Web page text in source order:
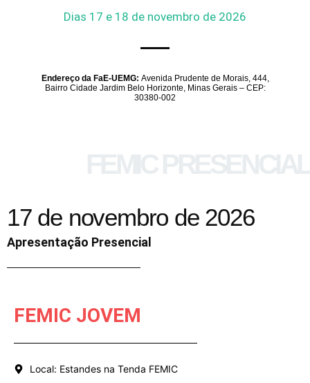
Dias 17 e 18 de novembro de 2026
Endereço da FaE-UEMG: Avenida Prudente de Morais, 444,
Bairro Cidade Jardim Belo Horizonte, Minas Gerais – CEP:
30380-002
FEMIC PRESENCIAL
17 de novembro de 2026
Apresentação Presencial
FEMIC JOVEM
Local​: Estandes na Tenda FEMIC